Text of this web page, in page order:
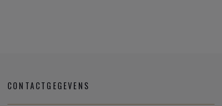
CONTACTGEGEVENS